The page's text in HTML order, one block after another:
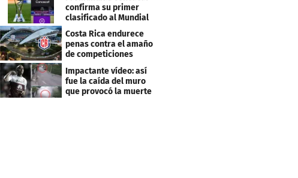
confirma su primer
clasificado al Mundial
Costa Rica endurece
penas contra el amaño
de competiciones
Impactante vídeo: así
fue la caída del muro
que provocó la muerte